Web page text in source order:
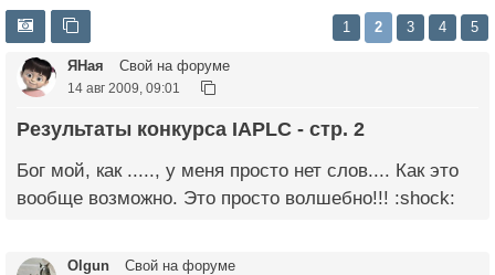
1 2 3 4 5
ЯНая Свой на форуме
14 авг 2009, 09:01
Результаты конкурса IAPLC - стр. 2
Бог мой, как ....., у меня просто нет слов.... Как это
вообще возможно. Это просто волшебно!!! :shock:
Olgun Свой на форуме